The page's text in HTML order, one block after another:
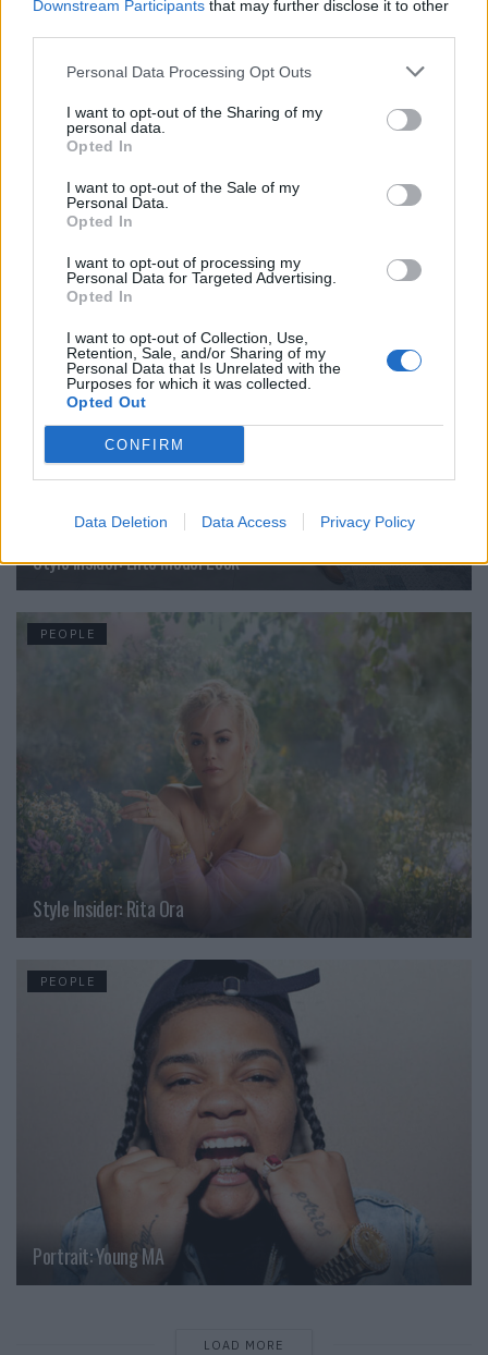
Downstream Participants that may further disclose it to other
Personal Data Processing Opt Outs
I want to opt-out of the Sharing of my
personal data.
Opted In
I want to opt-out of the Sale of my
Personal Data.
Opted In
I want to opt-out of processing my
Personal Data for Targeted Advertising.
Opted In
I want to opt-out of Collection, Use,
Retention, Sale, and/or Sharing of my
Personal Data that Is Unrelated with the
Purposes for which it was collected.
Opted Out
CONFIRM
Data Deletion Data Access Privacy Policy
Style Insider: Thekla Wilkening
FASHION
Style Insider: Elite Model Look
PEOPLE
Style Insider: Rita Ora
PEOPLE
Portrait: Young MA
LOAD MORE